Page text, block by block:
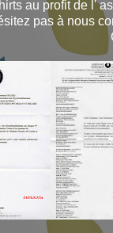
au profit de l'
pas à nous